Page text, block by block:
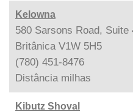
Kelowna
580 Sarsons Road,
Britânica V1W 5H5
(780) 451-8476
Distância milhas
Kibutz Shoval